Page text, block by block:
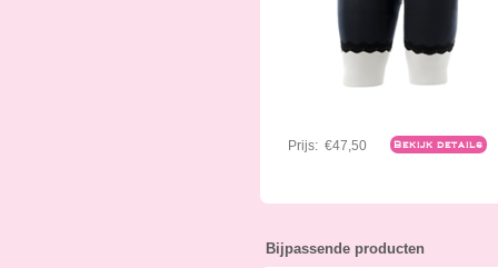
Prijs: €47,50 Bekijk details
Bijpassende producten